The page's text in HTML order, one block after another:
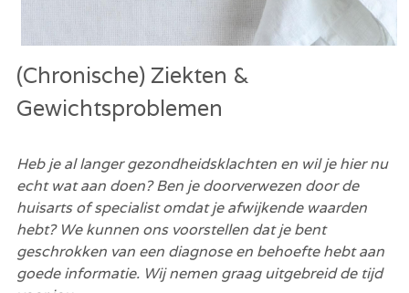
(Chronische) Ziekten &
Gewichtsproblemen
Heb je al langer gezondheidsklachten en wil je hier nu
echt wat aan doen? Ben je doorverwezen door de
huisarts of specialist omdat je afwijkende waarden
hebt? We kunnen ons voorstellen dat je bent
geschrokken van een diagnose en behoefte hebt aan
goede informatie. Wij nemen graag uitgebreid de tijd